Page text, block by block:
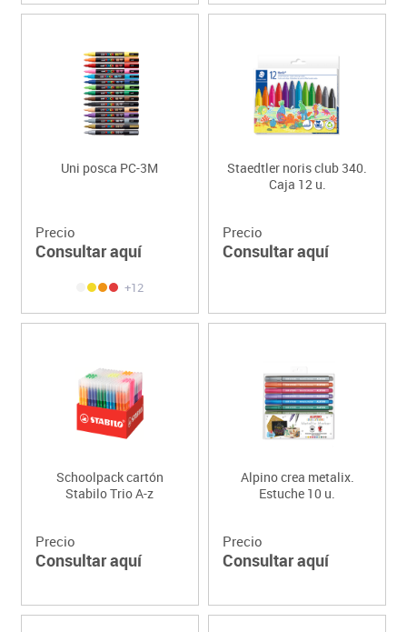
Uni posca PC-3M
Precio
Consultar aquí
+12
Staedtler noris club 340.
Caja 12 u.
Precio
Consultar aquí
Schoolpack cartón
Stabilo Trio A-z
Precio
Consultar aquí
Alpino crea metalix.
Estuche 10 u.
Precio
Consultar aquí